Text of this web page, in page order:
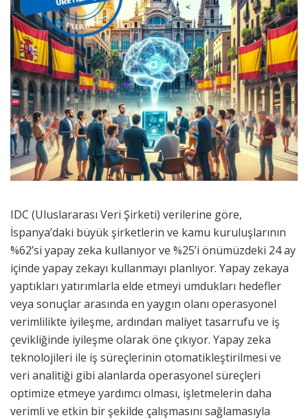
IDC (Uluslararası Veri Şirketi) verilerine göre,
İspanya’daki büyük şirketlerin ve kamu kuruluşlarının
%62’si yapay zeka kullanıyor ve %25’i önümüzdeki 24 ay
içinde yapay zekayı kullanmayı planlıyor. Yapay zekaya
yaptıkları yatırımlarla elde etmeyi umdukları hedefler
veya sonuçlar arasında en yaygın olanı operasyonel
verimlilikte iyileşme, ardından maliyet tasarrufu ve iş
çevikliğinde iyileşme olarak öne çıkıyor. Yapay zeka
teknolojileri ile iş süreçlerinin otomatikleştirilmesi ve
veri analitiği gibi alanlarda operasyonel süreçleri
optimize etmeye yardımcı olması, işletmelerin daha
verimli ve etkin bir şekilde çalışmasını sağlamasıyla